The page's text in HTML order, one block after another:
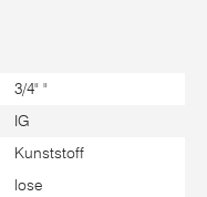
3/4" "
IG
Kunststoff
lose